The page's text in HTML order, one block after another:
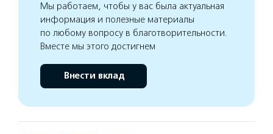
Мы работаем, чтобы у вас была актуальная
информация и полезные материалы
по любому вопросу в благотворительности.
Вместе мы этого достигнем
Внести вклад